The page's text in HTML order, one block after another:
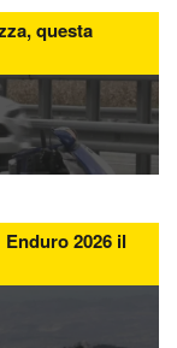
questa
2026 il